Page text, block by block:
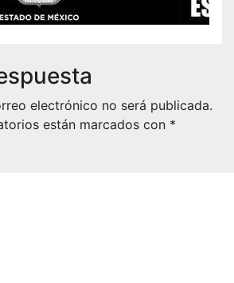
electrónico no será publicada.
están marcados con *